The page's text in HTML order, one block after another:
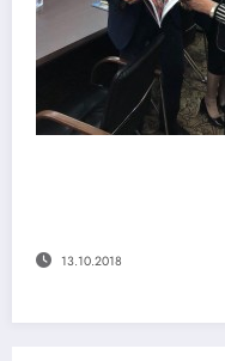
13.10.2018